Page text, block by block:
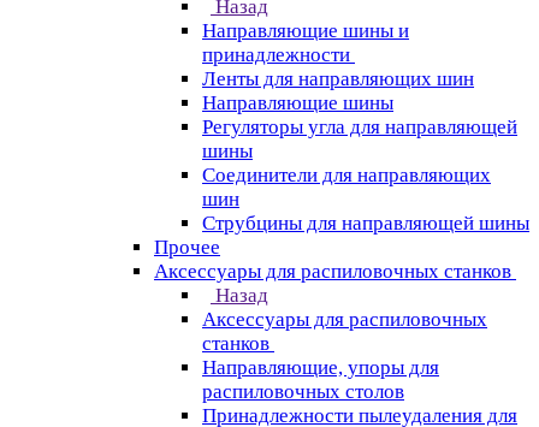
Назад
Направляющие шины и
принадлежности
Ленты для направляющих шин
Направляющие шины
Регуляторы угла для направляющей
шины
Соединители для направляющих
шин
Струбцины для направляющей шины
Прочее
Аксессуары для распиловочных станков
Назад
Аксессуары для распиловочных
станков
Направляющие, упоры для
распиловочных столов
Принадлежности пылеудаления для